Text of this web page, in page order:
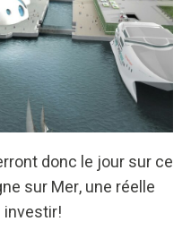
donc le jour sur ce
sur Mer, une réelle
investir!